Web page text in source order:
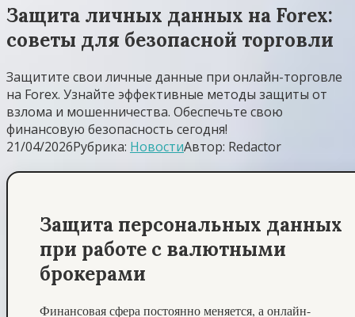
Защита личных данных на Forex:
советы для безопасной торговли
Защитите свои личные данные при онлайн-торговле
на Forex. Узнайте эффективные методы защиты от
взлома и мошенничества. Обеспечьте свою
финансовую безопасность сегодня!
21/04/2026Рубрика: НовостиАвтор: Redactor
Защита персональных данных
при работе с валютными
брокерами
Финансовая сфера постоянно меняется, а онлайн-